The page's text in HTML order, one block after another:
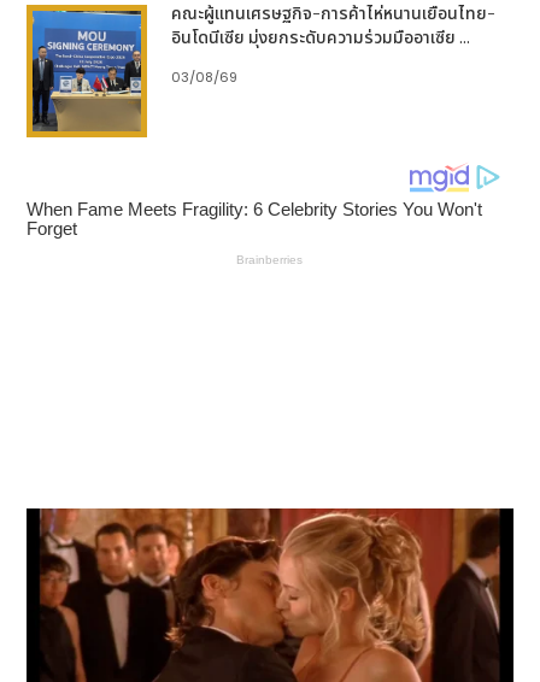
เธียเตอร์ กาลา (Shengjing Theater Gala), เทศกาล
วัฒนธรรมพื้นบ้านเหล่าเป่ยซื่อ (Laobeishi Spring
Folk Culture Season), ทริปชมดอกไม้บาน ณ สวน
พฤกษศาสตร์เฉิ่นหยาง, กิจกรรมวิ่งกับสัตว์เลี้ยงสุดน่ารัก
(Cute Pets Fun Run), งานปาร์ตี้ในสวนเมืองโบราณ
ฝ่าคู่ (Faku Ancient Town Garden Party) และ
นิทรรศการมรดกทางวัฒนธรรมที่จับต้องไม่ได้ใน “ศึก
ฟุตบอลลีกภาคตะวันออกเฉียงเหนือ” นอกจากนี้ยังตอกย้ำ
ความเป็นเมืองท่องเที่ยวและการค้าด้วยการเปิดโผพิกัด
การขนส่งสำคัญ ทั้งสถานีรถไฟหลักทั้ง 2 แห่ง รวมถึง
สนามบิน พร้อมเปิดสายด่วน “12345” คอยสแตนด์บายรับ
เรื่องและให้ความช่วยเหลือตลอด 24 ชั่วโมง นอกจากนี้ ยัง
มีการยกระดับบริการรองรับนักท่องเที่ยวต่างชาติ เพื่อให้
มั่นใจว่าแขกผู้มาเยือนทั้งจากจีนและทั่วโลกจะได้รับความ
สะดวกสบาย อุ่นใจ และประทับใจไปกับการเดินทาง
คณะผู้แทนเศรษฐกิจ-การค้าไห่หนานเยือนไทย-
อินโดนีเซีย มุ่งยกระดับความร่วมมืออาเซีย ...
03/08/69